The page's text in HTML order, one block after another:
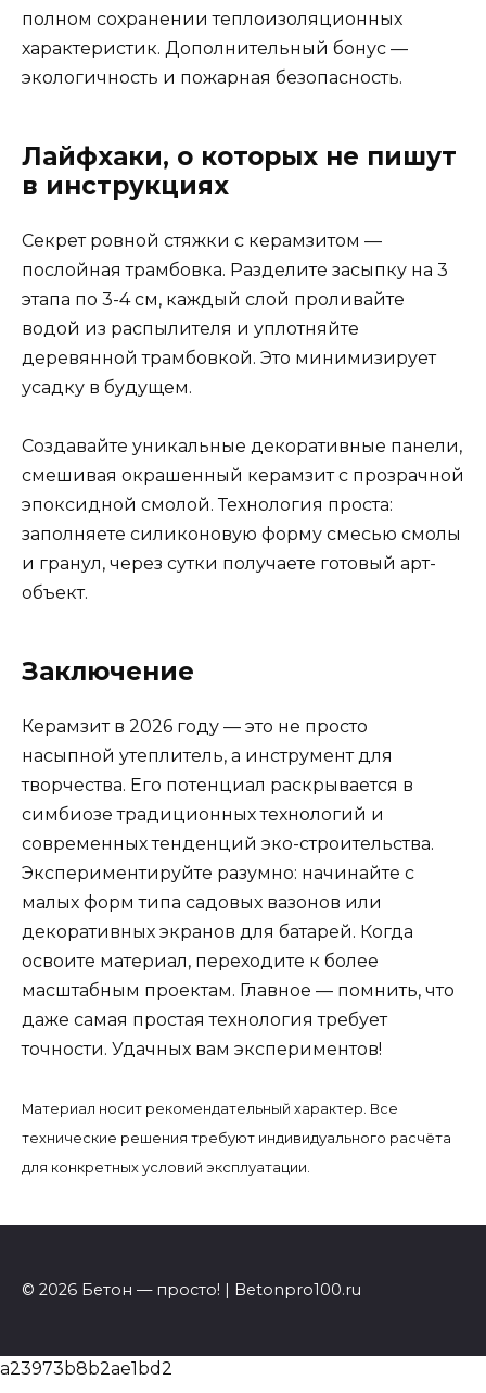
полном сохранении теплоизоляционных
характеристик. Дополнительный бонус —
экологичность и пожарная безопасность.
Лайфхаки, о которых не пишут
в инструкциях
Секрет ровной стяжки с керамзитом —
послойная трамбовка. Разделите засыпку на 3
этапа по 3-4 см, каждый слой проливайте
водой из распылителя и уплотняйте
деревянной трамбовкой. Это минимизирует
усадку в будущем.
Создавайте уникальные декоративные панели,
смешивая окрашенный керамзит с прозрачной
эпоксидной смолой. Технология проста:
заполняете силиконовую форму смесью смолы
и гранул, через сутки получаете готовый арт-
объект.
Заключение
Керамзит в 2026 году — это не просто
насыпной утеплитель, а инструмент для
творчества. Его потенциал раскрывается в
симбиозе традиционных технологий и
современных тенденций эко-строительства.
Экспериментируйте разумно: начинайте с
малых форм типа садовых вазонов или
декоративных экранов для батарей. Когда
освоите материал, переходите к более
масштабным проектам. Главное — помнить, что
даже самая простая технология требует
точности. Удачных вам экспериментов!
Материал носит рекомендательный характер. Все
технические решения требуют индивидуального расчёта
для конкретных условий эксплуатации.
© 2026 Бетон — просто! | Betonpro100.ru
a23973b8b2ae1bd2